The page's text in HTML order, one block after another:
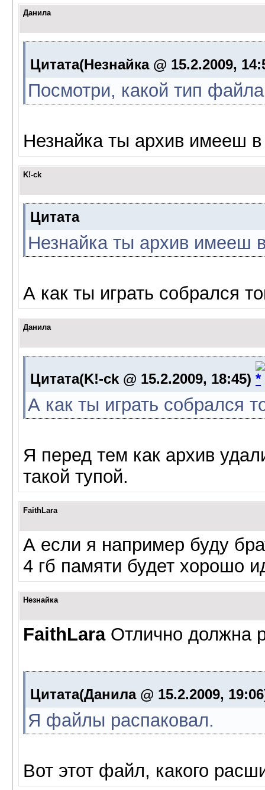
Данила
Цитата(Незнайка @ 15.2.2009,
Посмотри, какой тип
Незнайка ты архив имееш
K!-ck
Цитата
Незнайка ты архив имееш
А как ты играть собрался
Данила
Цитата(K!-ck @ 15.2.2009, 18:45)
А как ты играть собрался
Я перед тем как архив
такой тупой.
FaithLara
А если я например буду
4 гб памяти будет хорошо
Незнайка
FaithLaraОтлично должна
Цитата(Данила @ 15.2.2009,
Я файлы распаковал.
Вот этот файл, какого